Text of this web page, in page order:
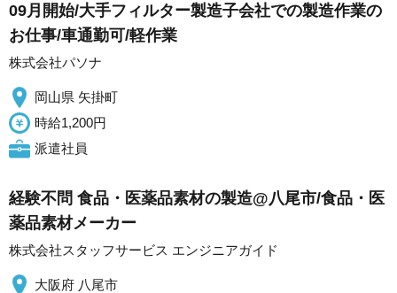
09月開始/大手フィルター製造子会社での製造作業の
お仕事/車通勤可/軽作業
株式会社パソナ
岡山県 矢掛町
時給1,200円
派遣社員
経験不問 食品・医薬品素材の製造@八尾市/食品・医
薬品素材メーカー
株式会社スタッフサービス エンジニアガイド
大阪府 八尾市